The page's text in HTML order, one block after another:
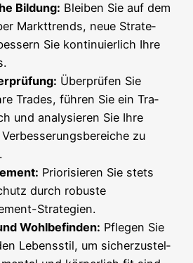
Bil­dung: Blei­ben Sie auf dem
Markt­trends, neue Stra­te­
Sie kon­ti­nu­ier­lich Ihre
Über­prü­fen Sie
Trades, füh­ren Sie ein Tra­
und ana­ly­sie­ren Sie Ihre
zu
Prio­ri­sie­ren Sie stets
durch robus­te
Strategien.
Wohl­be­fin­den: Pfle­gen Sie
Lebens­stil, um sicher­zu­stel­